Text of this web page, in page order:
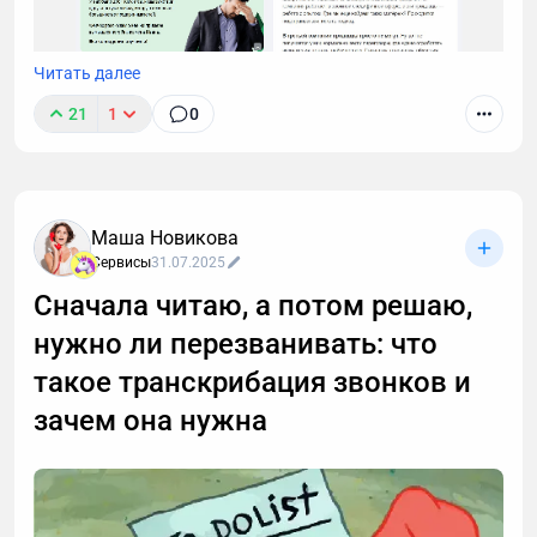
Читать далее
21 1 0
Маша Новикова
Сервисы31.07.2025
Сначала читаю, а потом решаю,
нужно ли перезванивать: что
такое транскрибация звонков и
зачем она нужна